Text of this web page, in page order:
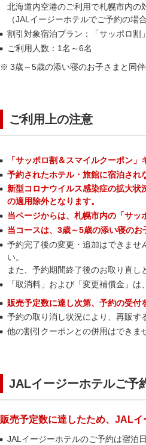
北海道内空港のご利用で札幌市内の
（JALイージーホテルでご予約の場
割引対象宿泊プラン：「サッポロ割
ご利用人数：1名～6名
3歳～5歳の添い寝のお子さまと同
ご利用上の注意
「サッポロ割＆スマイルクーポン
予約されたホテル・旅館に宿泊され
新型コロナウイルス感染症の拡大状
の適用除外となります。
当ページからは、札幌市内の「サッ
当コースは、3歳～5歳の添い寝のお
予約完了後の変更・追加はできませ
い。
また、予約期間終了後のお取り直し
「取消料」および「変更補償金」
販売予定数に達し次第、予約の受付
予約の取り消し状況により、再販す
他の割引クーポンとの併用はできま
JALイージーホテルご予
販売予定数に達したため、JALイ
JALイージーホテルのご予約は宿泊